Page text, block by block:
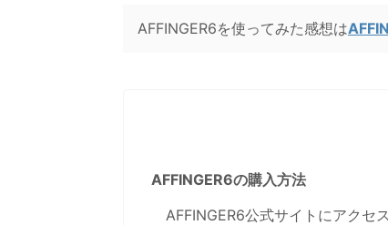
AFFINGER6を使ってみた感想は
AFFINGER6の購入方法
AFFINGER6公式サイトにアクセス